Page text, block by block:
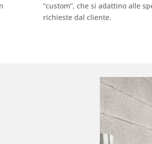
“custom”, che si adattino alle
richieste dal cliente.